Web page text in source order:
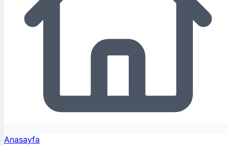
Anasayfa